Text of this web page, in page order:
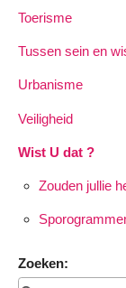
Toerisme
Tussen sein en
Urbanisme
Veiligheid
Wist U dat ?
Zouden jullie
Zoeken: